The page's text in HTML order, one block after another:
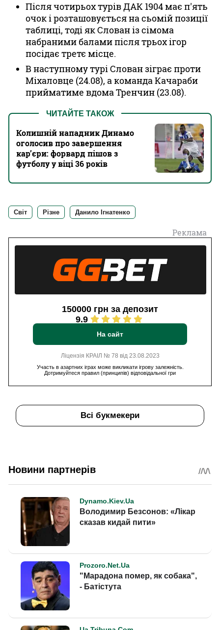
Після чотирьох турів ДАК 1904 має п'ять
очок і розташовується на сьомій позиції
таблиці, тоді якСлованіз сімома
набраними балами після трьох ігор
посідає третє місце.
В наступному туріСлованзіграє проти
Міхаловце (24.08), а командаКачараби
прийматиме вдомаТренчин (23.08).
ЧИТАЙТЕ ТАКОЖ
Колишній нападник Динамо
оголосив про завершення
кар’єри: форвард пішов з
футболу у віці 36 років
Світ Різне Данило Ігнатенко
Реклама
150000 грн за депозит
9.9
На сайт
Ліцензія КРАІЛ № 78 від 23.08.2023
Участь в азартних іграх може викликати ігрову залежність.
Дотримуйтеся правил (принципів) відповідальної гри
Всі букмекери